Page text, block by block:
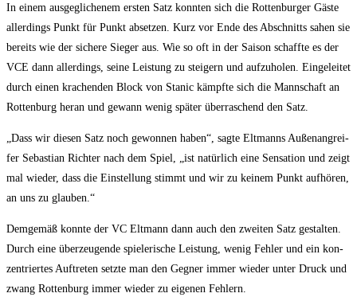
In einem aus­ge­gli­che­nem ers­ten Satz konn­ten sich die Rot­ten­bur­ger Gäs­te
aller­dings Punkt für Punkt abset­zen. Kurz vor Ende des Abschnitts sahen sie
bereits wie der siche­re Sie­ger aus. Wie so oft in der Sai­son schaff­te es der
VCE dann aller­dings, sei­ne Leis­tung zu stei­gern und auf­zu­ho­len. Ein­ge­lei­tet
durch einen kra­chen­den Block von Sta­nic kämpf­te sich die Mann­schaft an
Rot­ten­burg her­an und gewann wenig spä­ter über­ra­schend den Satz.
„Dass wir die­sen Satz noch gewon­nen haben“, sag­te Elt­manns Außen­an­grei­
fer Sebas­ti­an Rich­ter nach dem Spiel, „ist natür­lich eine Sen­sa­ti­on und zeigt
mal wie­der, dass die Ein­stel­lung stimmt und wir zu kei­nem Punkt auf­hö­ren,
an uns zu glauben.“
Dem­ge­mäß konn­te der VC Elt­mann dann auch den zwei­ten Satz gestal­ten.
Durch eine über­zeu­gen­de spie­le­ri­sche Leis­tung, wenig Feh­ler und ein kon­
zen­trier­tes Auf­tre­ten setz­te man den Geg­ner immer wie­der unter Druck und
zwang Rot­ten­burg immer wie­der zu eige­nen Fehlern.